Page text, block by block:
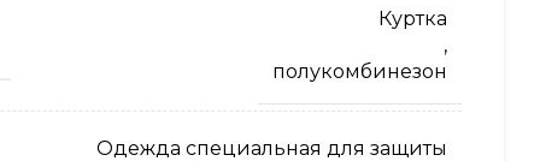
Куртка
,
полукомбинезон
Одежда специальная для защиты